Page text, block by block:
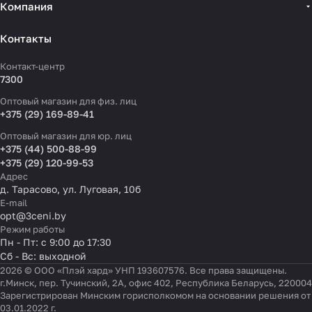
Компания
Контакты
Контакт-центр
7300
Оптовый магазин для физ. лиц
+375 (29) 169-89-41
Оптовый магазин для юр. лиц
+375 (44) 500-88-99
+375 (29) 120-99-53
Адрес
д. Тарасово, ул. Луговая, 10б
E-mail
opt@3ceni.by
Режим работы
Пн - Пт: с 9:00 до 17:30
Сб - Вс: выходной
2026 © ООО «Плэй хард» УНП 193607576. Все права защищены.
г.Минск, пер. Тучинский, 2А, офис 402, Республика Беларусь, 220004
Зарегистрирован Минским горисполкомом на основании решения от
03.01.2022 г.